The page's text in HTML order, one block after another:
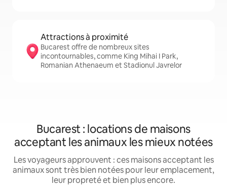
Attractions à proximité
Bucarest offre de nombreux sites
incontournables, comme King Mihai I Park,
Romanian Athenaeum et Stadionul Javrelor
Bucarest : locations de maisons
acceptant les animaux les mieux notées
Les voyageurs approuvent : ces maisons acceptant les
animaux sont très bien notées pour leur emplacement,
leur propreté et bien plus encore.